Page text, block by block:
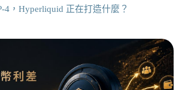
4，Hyperliquid 正在打造什麼？